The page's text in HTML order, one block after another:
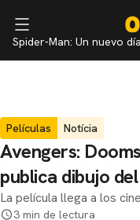
Spider-Man: Un nuevo día
Películas Notícia
Avengers:
publica dibujo
La película llega a los
3 min de lectura